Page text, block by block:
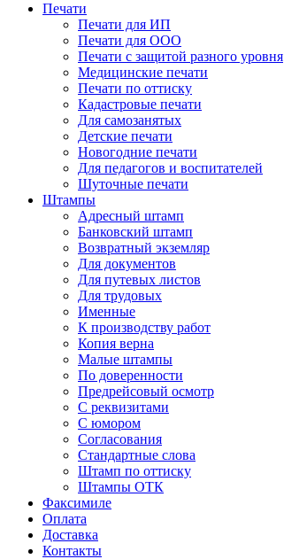
Печати
Печати для ИП
Печати для ООО
Печати с защитой разного уровня
Медицинские печати
Печати по оттиску
Кадастровые печати
Для самозанятых
Детские печати
Новогодние печати
Для педагогов и воспитателей
Шуточные печати
Штампы
Адресный штамп
Банковский штамп
Возвратный экземляр
Для документов
Для путевых листов
Для трудовых
Именные
К производству работ
Копия верна
Малые штампы
По доверенности
Предрейсовый осмотр
С реквизитами
С юмором
Согласования
Стандартные слова
Штамп по оттиску
Штампы ОТК
Факсимиле
Оплата
Доставка
Контакты